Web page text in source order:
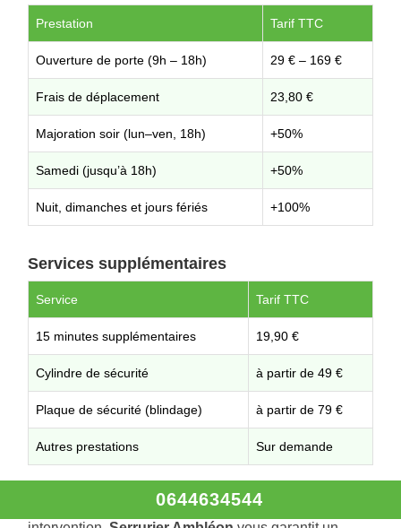
Prestation Tarif TTC
Ouverture de porte (9h – 18h) 29 € – 169 €
Frais de déplacement 23,80 €
Majoration soir (lun–ven, 18h) +50%
Samedi (jusqu’à 18h) +50%
Nuit, dimanches et jours fériés +100%
Services supplémentaires
Service Tarif TTC
15 minutes supplémentaires 19,90 €
Cylindre de sécurité à partir de 49 €
Plaque de sécurité (blindage) à partir de 79 €
Autres prestations Sur demande
Tous les prix sont communiqués avant toute
0644634544